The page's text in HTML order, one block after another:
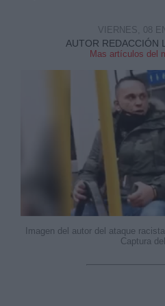
AUTOR REDACCIÓN
Mas artículos del
VIERNES, 08
Imagen del autor del ataque
Captura
Información adicional